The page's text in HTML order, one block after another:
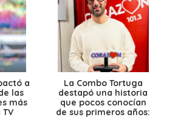
a
las
más
La Combo Tortuga
destapó una historia
que pocos conocían
de sus primeros años: